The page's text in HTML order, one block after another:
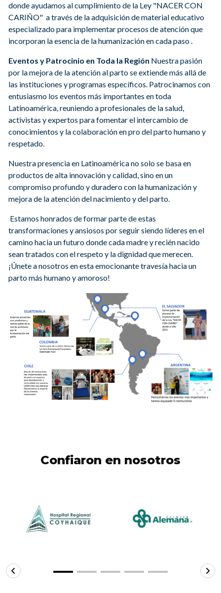
donde ayudamos al cumplimiento de la Ley "NACER CON
CARIÑO" a través de la adquisición de material educativo
especializado para implementar procesos de atención que
incorporan la esencia de la humanización en cada paso .
Eventos y Patrocinio en Toda la Región Nuestra pasión
por la mejora de la atención al parto se extiende más allá de
las instituciones y programas específicos. Patrocinamos con
entusiasmo los eventos más importantes en toda
Latinoamérica, reuniendo a profesionales de la salud,
activistas y expertos para fomentar el intercambio de
conocimientos y la colaboración en pro del parto humano y
respetado.
Nuestra presencia en Latinoamérica no solo se basa en
productos de alta innovación y calidad, sino en un
compromiso profundo y duradero con la humanización y
mejora de la atención del nacimiento y del parto.
Estamos honrados de formar parte de estas
transformaciones y ansiosos por seguir siendo líderes en el
camino hacia un futuro donde cada madre y recién nacido
sean tratados con el respeto y la dignidad que merecen.
¡Únete a nosotros en esta emocionante travesía hacia un
parto más humano y amoroso!
Confiaron en nosotros